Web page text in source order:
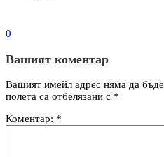
0
Вашият коментар
Вашият имейл адрес няма да
полета са отбелязани с *
Коментар: *